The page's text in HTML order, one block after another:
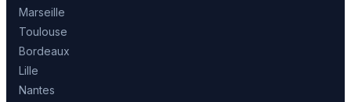
Marseille
Toulouse
Bordeaux
Lille
Nantes